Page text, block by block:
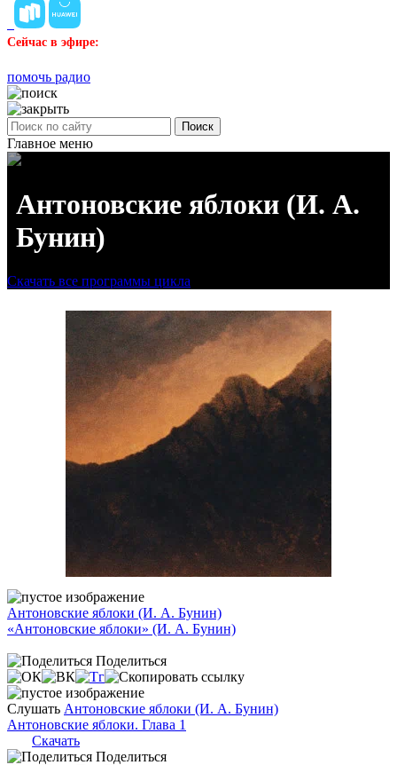
Сейчас в эфире:
помочь радио
Поиск
Главное меню
Антоновские яблоки (И. А.
Бунин)
Скачать все программы цикла
Антоновские яблоки (И. А. Бунин)
«Антоновские яблоки» (И. А. Бунин)
Поделиться
Слушать Антоновские яблоки (И. А. Бунин)
Антоновские яблоки. Глава 1
Скачать
Поделиться